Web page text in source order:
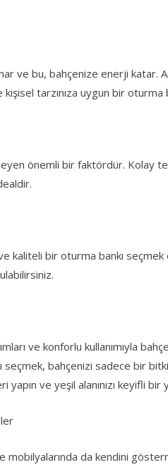
ve bu, bahçenize enerji katar.
tarzınıza uygun bir oturma
önemli bir faktördür. Kolay
kaliteli bir oturma bankı
ve konforlu kullanımıyla
bahçenizi sadece bir
ve yeşil alanınızı keyifli bir
da kendini